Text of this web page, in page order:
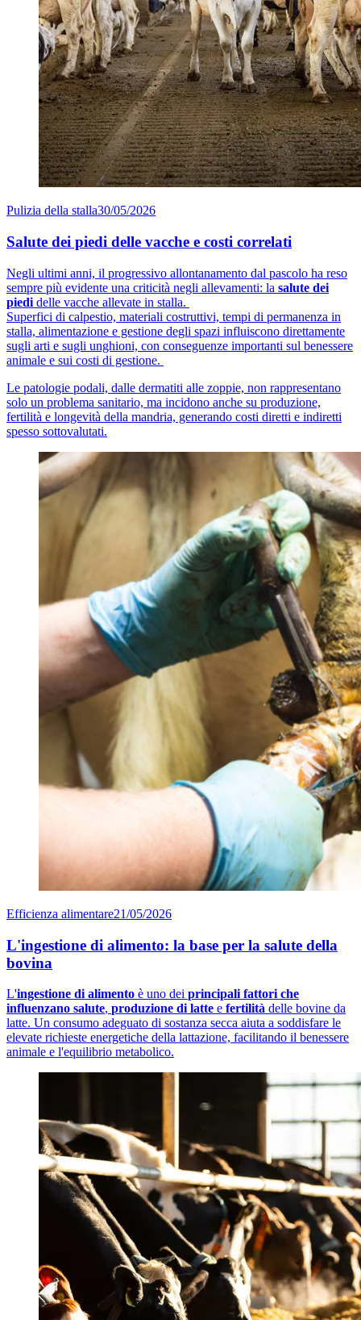
Pulizia della stalla30/05/2026
Salute dei piedi delle vacche e costi correlati
Negli ultimi anni, il progressivo allontanamento dal pascolo ha reso
sempre più evidente una criticità negli allevamenti: la salute dei
piedi delle vacche allevate in stalla.
Superfici di calpestio, materiali costruttivi, tempi di permanenza in
stalla, alimentazione e gestione degli spazi influiscono direttamente
sugli arti e sugli unghioni, con conseguenze importanti sul benessere
animale e sui costi di gestione.
Le patologie podali, dalle dermatiti alle zoppie, non rappresentano
solo un problema sanitario, ma incidono anche su produzione,
fertilità e longevità della mandria, generando costi diretti e indiretti
spesso sottovalutati.
Efficienza alimentare21/05/2026
L'ingestione di alimento: la base per la salute della
bovina
L'ingestione di alimento è uno dei principali fattori che
influenzano salute, produzione di latte e fertilità delle bovine da
latte. Un consumo adeguato di sostanza secca aiuta a soddisfare le
elevate richieste energetiche della lattazione, facilitando il benessere
animale e l'equilibrio metabolico.